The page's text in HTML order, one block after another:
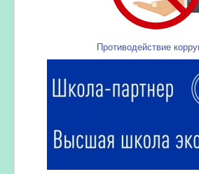
Противодействие